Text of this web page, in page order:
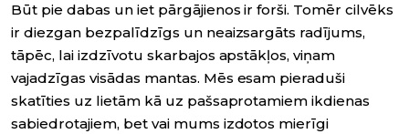
Būt pie dabas un iet pārgājienos ir forši. Tomēr cilvēks
ir diezgan bezpalīdzīgs un neaizsargāts radījums,
tāpēc, lai izdzīvotu skarbajos apstākļos, viņam
vajadzīgas visādas mantas. Mēs esam pieraduši
skatīties uz lietām kā uz pašsaprotamiem ikdienas
sabiedrotajiem, bet vai mums izdotos mierīgi